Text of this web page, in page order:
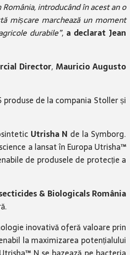
introducând în acest an o
mișcare marchează un moment
durabile”, a declarat Jean
Director, Mauricio Augusto
de la compania Stoller și
Utrisha N de la Symborg.
a lansat în Europa Utrisha™
de produsele de protecție a
& Biologicals România
inovativă oferă valoare prin
la maximizarea potențialului